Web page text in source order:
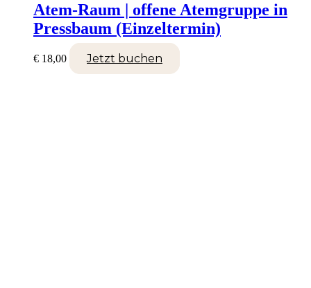
Atem-Raum | offene Atemgruppe in
Pressbaum (Einzeltermin)
€ 18,00 Jetzt buchen